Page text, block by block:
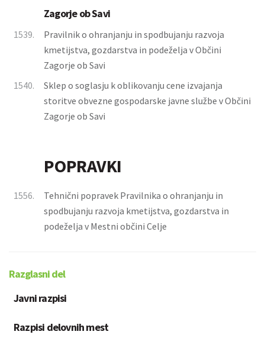
Zagorje ob Savi
1539.
Pravilnik o ohranjanju in spodbujanju razvoja
kmetijstva, gozdarstva in podeželja v Občini
Zagorje ob Savi
1540.
Sklep o soglasju k oblikovanju cene izvajanja
storitve obvezne gospodarske javne službe v Občini
Zagorje ob Savi
POPRAVKI
1556.
Tehnični popravek Pravilnika o ohranjanju in
spodbujanju razvoja kmetijstva, gozdarstva in
podeželja v Mestni občini Celje
Razglasni del
Javni razpisi
Razpisi delovnih mest